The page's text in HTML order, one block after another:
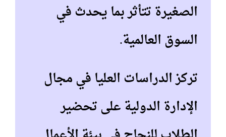
الصغيرة تتأثر بما يحدث في
السوق العالمية.
تركز الدراسات العليا في مجال
الإدارة الدولية على تحضير